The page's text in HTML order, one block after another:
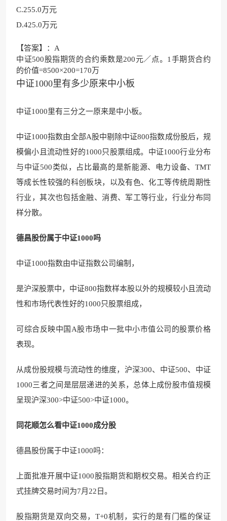
C.255.0万元
D.425.0万元
【答案】：A
中证500股指期货的合约乘数是200元／点。1手期货合约
的价值=8500×200=170万
中证1000里有多少原来中小板
中证1000里有三分之一原来是中小板。
中证1000指数由全部A股中剔除中证800指数成份股后，规
模偏小且流动性好的1000只股票组成。中证1000行业分布
与中证500类似，占比最高的是新能源、电力设备、TMT
等成长性较强的科创板块，以及有色、化工等传统周期性
行业，其次也包括金融、消费、军工等行业，行业分布同
样分散。
德昌股份属于中证1000吗
中证1000指数由中证指数公司编制，
是沪深股票中，中证800指数样本股以外的规模较小且流动
性和市场代表性好的1000只股票组成，
可综合反映中国A股市场中一批中小市值公司的股票价格
表现。
从成份股规模与流动性的维度，沪深300、中证500、中证
1000三者之间是层层递进的关系，总体上成份股市值规模
呈现沪深300>中证500>中证1000。
同花顺怎么看中证1000成分股
德昌股份属于中证1000吗：
上面批准开展中证1000股指期货和期权交易。相关合约正
式挂牌交易时间为7月22日。
股指期货是双向交易，T+0机制，实行的是有门槛的保证